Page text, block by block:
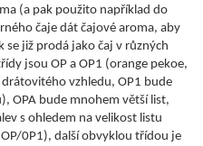
(a pak použito například do
čaje dát čajové aroma, aby
se již prodá jako čaj v různých
jsou OP a OP1 (orange pekoe,
drátovitého vzhledu, OP1 bude
OPA bude mnohem větší list,
s ohledem na velikost listu
0P1), další obvyklou třídou je